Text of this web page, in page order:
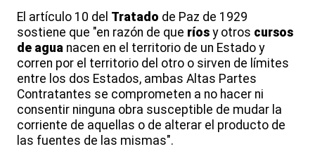
El artículo 10 del Tratado de Paz de 1929
sostiene que "en razón de que ríos y otros cursos
de agua nacen en el territorio de un Estado y
corren por el territorio del otro o sirven de límites
entre los dos Estados, ambas Altas Partes
Contratantes se comprometen a no hacer ni
consentir ninguna obra susceptible de mudar la
corriente de aquellas o de alterar el producto de
las fuentes de las mismas".